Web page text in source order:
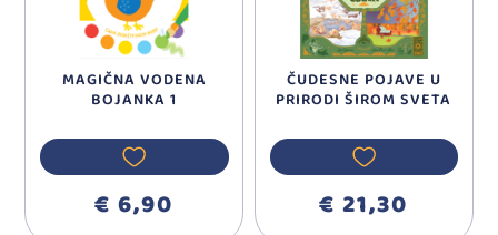
MAGIČNA VODENA
BOJANKA 1
€ 6,90
ČUDESNE POJAVE U
PRIRODI ŠIROM SVETA
€ 21,30